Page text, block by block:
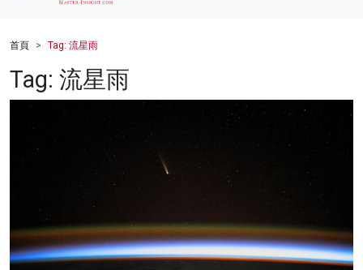
財經
健康
名家榜
首頁 Tag: 流星雨
Tag: 流星雨